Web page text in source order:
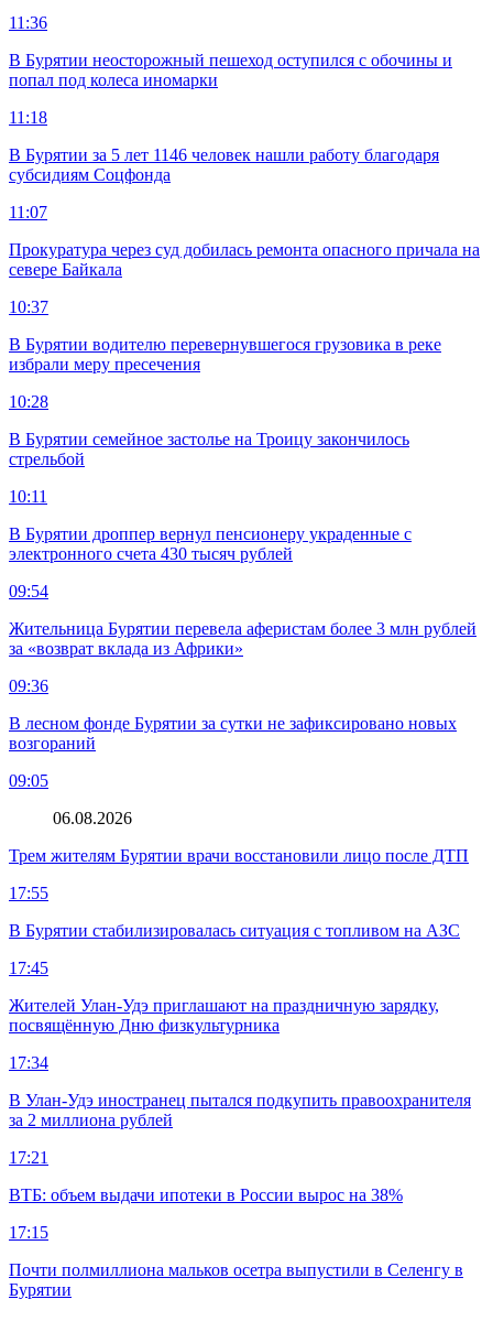
11:36
В Бурятии неосторожный пешеход оступился с обочины и
попал под колеса иномарки
11:18
В Бурятии за 5 лет 1146 человек нашли работу благодаря
субсидиям Соцфонда
11:07
Прокуратура через суд добилась ремонта опасного причала на
севере Байкала
10:37
В Бурятии водителю перевернувшегося грузовика в реке
избрали меру пресечения
10:28
В Бурятии семейное застолье на Троицу закончилось
стрельбой
10:11
В Бурятии дроппер вернул пенсионеру украденные с
электронного счета 430 тысяч рублей
09:54
Жительница Бурятии перевела аферистам более 3 млн рублей
за «возврат вклада из Африки»
09:36
В лесном фонде Бурятии за сутки не зафиксировано новых
возгораний
09:05
06.08.2026
Трем жителям Бурятии врачи восстановили лицо после ДТП
17:55
В Бурятии стабилизировалась ситуация с топливом на АЗС
17:45
Жителей Улан-Удэ приглашают на праздничную зарядку,
посвящённую Дню физкультурника
17:34
В Улан-Удэ иностранец пытался подкупить правоохранителя
за 2 миллиона рублей
17:21
ВТБ: объем выдачи ипотеки в России вырос на 38%
17:15
Почти полмиллиона мальков осетра выпустили в Селенгу в
Бурятии